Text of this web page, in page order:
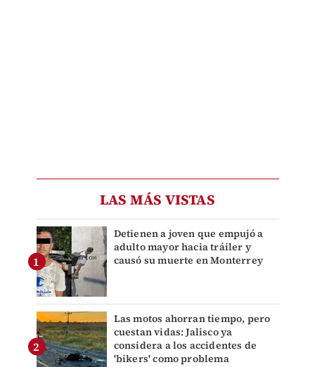
LAS MÁS VISTAS
Detienen a joven que empujó a
adulto mayor hacia tráiler y
causó su muerte en Monterrey
Las motos ahorran tiempo, pero
cuestan vidas: Jalisco ya
considera a los accidentes de
'bikers' como problema